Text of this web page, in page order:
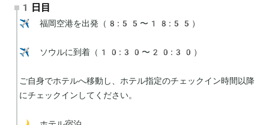
1日目
✈️ 福岡空港を出発（8:55〜18:55）
✈️ ソウルに到着（10:30〜20:30）
ご自身でホテルへ移動し、ホテル指定のチェックイン時間以降
にチェックインしてください。